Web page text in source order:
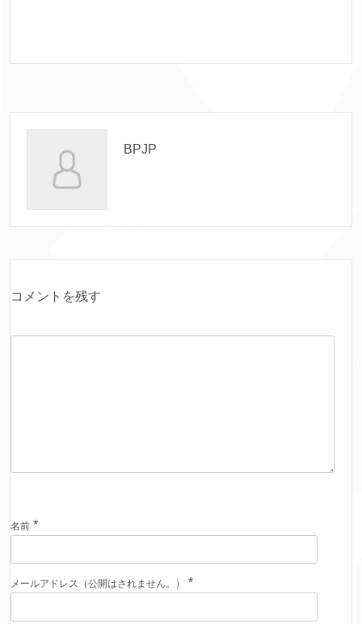
BPJP
コメントを残す
名前 *
メールアドレス（公開はされません。） *